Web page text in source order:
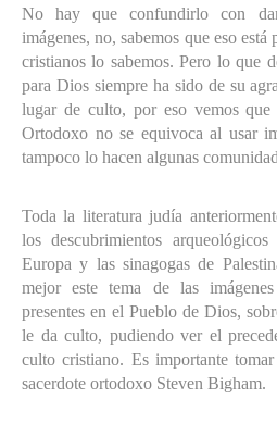
No hay que confundirlo con
imágenes, no, sabemos que eso
cristianos lo sabemos. Pero lo que
para Dios siempre ha sido de su
lugar de culto, por eso vemos
Ortodoxo no se equivoca al usar
tampoco lo hacen algunas
Toda la literatura judía
los descubrimientos
Europa y las sinagogas de
mejor este tema de las
presentes en el Pueblo de Dios,
le da culto, pudiendo ver el
culto cristiano. Es importante
sacerdote ortodoxo Steven Bigham.